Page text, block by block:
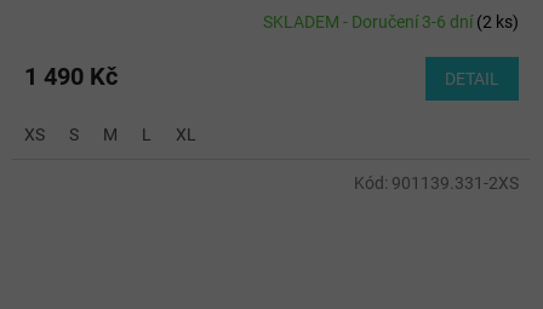
SKLADEM - Doručení 3-6 dní(2 ks)
1 490 Kč DETAIL
XS S M L XL
Kód: 901139.331-2XS